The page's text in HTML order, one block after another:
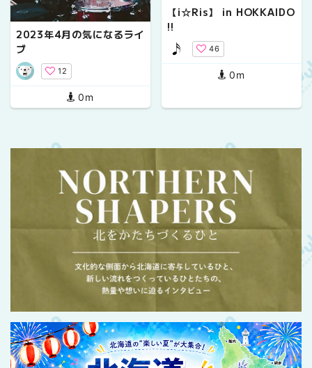
2023年4月の気になるライ
ブ
12
0m
【i☆Ris】 in HOKKAIDO
!!
46
0m